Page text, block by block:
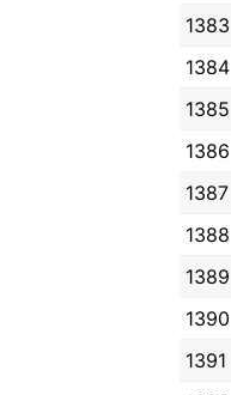
1383
1384
1385
1386
1387
1388
1389
1390
1391